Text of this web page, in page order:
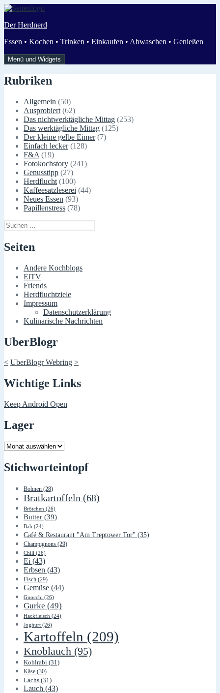
Zum
springen
Der Herdnerd
Essen • Kochen • Trinken • Einkaufen • Abwaschen • Genießen
Menü und Widgets
Rubriken
Allgemein (50)
Ausprobiert (62)
Das nichtwerktägliche Mittag (253)
Das werktägliche Mittag (125)
Der kleine gelbe Eimer(7)
Einfach lecker(128)
F&A (19)
Fotokochstory (241)
Genusstipp (27)
Herdflucht (100)
Kaffeesatzleserei (44)
Neues Essen (93)
Papillenstress (78)
Suchen
nach:
Seiten
Andere Kochblogs
EiTV
Friends
Herdfluchtziele
Impressum
Datenschutzerklärung
Kulinarische Nachrichten
UberBlogr
< UberBlogr Webring >
Wichtige Links
Keep Android Open
Lager
Lager
Stichworteintopf
Bohnen (28)
Bratkartoffeln (68)
Brötchen (26)
Butter (39)
Bäh (24)
Café & Restaurant "Am Treptower Tor" (35)
Champignons (29)
Chili (26)
Ei (43)
Erbsen (43)
Fisch (29)
Gemüse (44)
Gnocchi (26)
Gurke (49)
Hackfleisch (24)
Joghurt (26)
Kartoffeln (209)
Knoblauch (95)
Kohlrabi (31)
Käse (30)
Lachs (31)
Lauch (43)